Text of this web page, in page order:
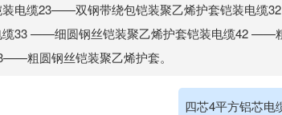
装电缆23——双钢带绕包铠装聚乙烯护套铠装电缆
缆33 ——细圆钢丝铠装聚乙烯护套铠装电缆42 ——
粗圆钢丝铠装聚乙烯护套。
四芯4平方铝芯电